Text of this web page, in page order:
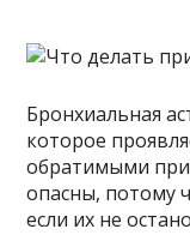
Бронхиальная
которое
обратимыми
опасны, потому
если их не